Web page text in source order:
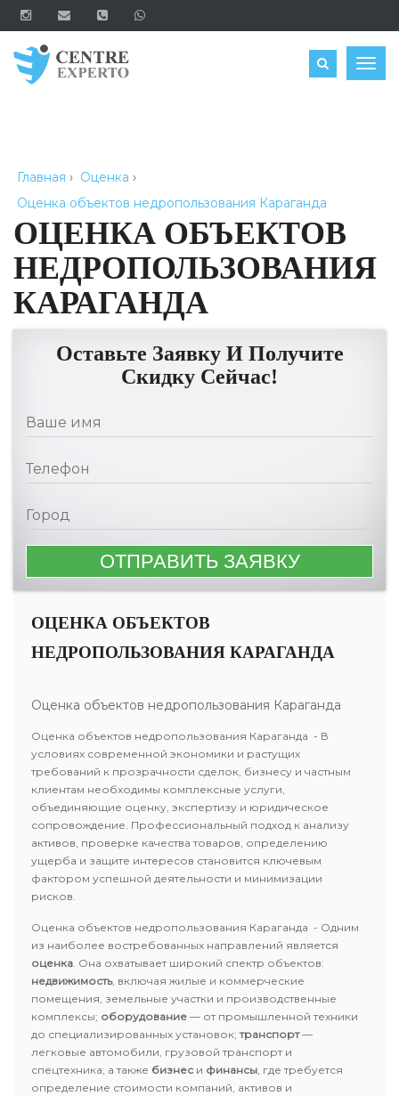
ЗАКАЗАТЬ
Главная › Оценка ›
Оценка объектов недропользования Караганда
ОЦЕНКА ОБЪЕКТОВ
НЕДРОПОЛЬЗОВАНИЯ
КАРАГАНДА
Оставьте Заявку И Получите
Скидку Сейчас!
ОЦЕНКА ОБЪЕКТОВ
НЕДРОПОЛЬЗОВАНИЯ КАРАГАНДА
Оценка объектов недропользования Караганда
Оценка объектов недропользования Караганда - В
условиях современной экономики и растущих
требований к прозрачности сделок, бизнесу и частным
клиентам необходимы комплексные услуги,
объединяющие оценку, экспертизу и юридическое
сопровождение. Профессиональный подход к анализу
активов, проверке качества товаров, определению
ущерба и защите интересов становится ключевым
фактором успешной деятельности и минимизации
рисков.
Оценка объектов недропользования Караганда - Одним
из наиболее востребованных направлений является
оценка. Она охватывает широкий спектр объектов:
недвижимость, включая жилые и коммерческие
помещения, земельные участки и производственные
комплексы; оборудование — от промышленной техники
до специализированных установок;транспорт—
легковые автомобили, грузовой транспорт и
спецтехника; а также бизнес и финансы, где требуется
определение стоимости компаний, активов и